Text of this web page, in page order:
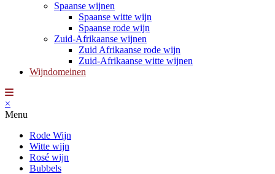
Spaanse wijnen
Spaanse witte wijn
Spaanse rode wijn
Zuid-Afrikaanse wijnen
Zuid Afrikaanse rode wijn
Zuid-Afrikaanse witte wijnen
Wijndomeinen
×
Menu
Rode Wijn
Witte wijn
Rosé wijn
Bubbels